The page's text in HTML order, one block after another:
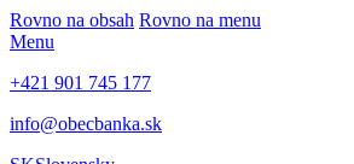
Rovno na obsah Rovno na menu
Menu
+421 901 745 177
info@obecbanka.sk